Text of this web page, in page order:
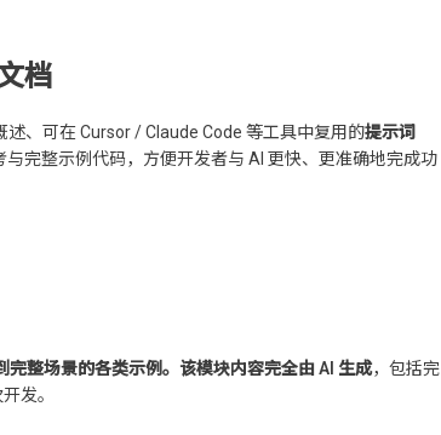
档
述、可在 Cursor / Claude Code 等工具中复用的提示词
与完整示例代码，方便开发者与 AI 更快、更准确地完成功
完整场景的各类示例。该模块内容完全由 AI 生成，包括完
发。